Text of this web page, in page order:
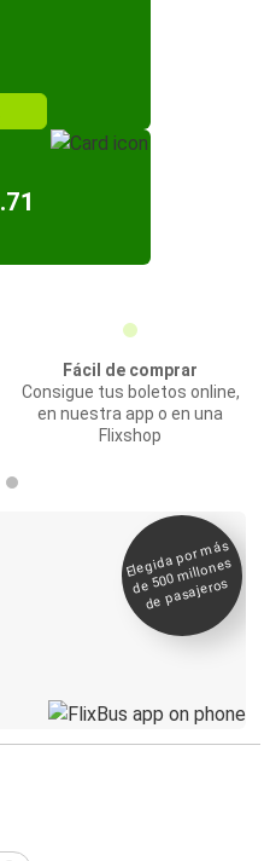
Fácil de comprar
Consigue tus boletos online,
en nuestra app o en una
Flixshop
Elegida por
más
de 500
millones
de pasajeros